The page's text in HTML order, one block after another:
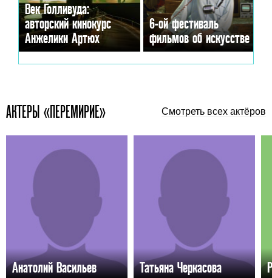
Век Голливуда:
авторский кинокурс
Анжелики Артюх
6-ой фестиваль
фильмов об искусстве
АКТЕРЫ «ПЕРЕМИРИЕ» Смотреть всех актёров
Анатолий Васильев Татьяна Черкасова